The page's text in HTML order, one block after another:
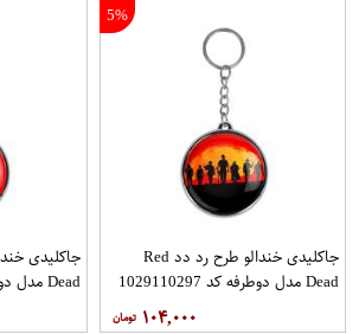
5%
جاکلیدی خندالو طرح رد دد Red
Dead مدل دوطرفه کد 1029110297
۱۰۴,۰۰۰
Dead مدل دوطرفه کد 1029610291